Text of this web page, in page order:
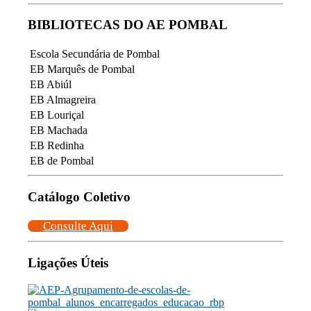
BIBLIOTECAS DO AE POMBAL
Escola Secundária de Pombal
EB Marquês de Pombal
EB Abiúl
EB Almagreira
EB Louriçal
EB Machada
EB Redinha
EB de Pombal
Catálogo Coletivo
Consulte Aqui
Ligações Úteis